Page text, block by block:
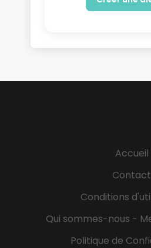
Accueil
Contact
Conditions
Qui sommes-nous -
Politique de